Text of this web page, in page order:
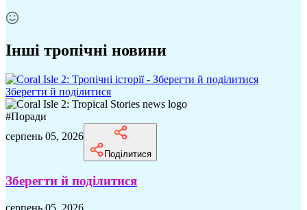
Інші тропічні новини
Зберегти й поділитися
#Поради
серпень 05, 2026
Поділитися
Зберегти й поділитися